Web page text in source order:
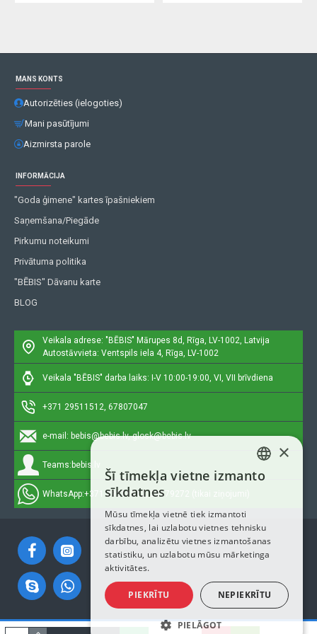
MANS KONTS
Autorizēties (ielogoties)
Mani pasūtījumi
Aizmirsta parole
INFORMĀCIJA
"Goda ģimene" kartes īpašniekiem
Saņemšana/Piegāde
Pirkumu noteikumi
Privātuma politika
"BĒBIS" Dāvanu karte
BLOG
Veikala adrese: "BĒBIS" Mārupes 8d, Rīga, LV-1002, Latvija
Autostāvvieta: Ventspils iela 4, Rīga, LV-1002
Veikala "BĒBIS" darba laiks: I-V 10:00-19:00, VI, VII brīvdiena
+371 29511512, 67807047
e-mail: bebis@bebis.lv, glosk@bebis.lv
Teams: bebis.lv
WhatsApp:+371 29511512, 20579272 (tikai ziņojumi)
Autortiesības © 2023, Bebis.lv, Visas tiesības aizsargātas
LATVIAN
ENGLISH
×
Šī tīmekļa vietne izmanto
sīkdatnes
Mūsu tīmekļa vietnē tiek izmantoti
sīkdatnes, lai uzlabotu vietnes tehnisku
darbību, analizētu vietnes izmantošanas
statistiku, un uzlabotu mūsu mārketinga
aktivitātes.
PIEKRĪTU NEPIEKRĪTU
PIELĀGOT